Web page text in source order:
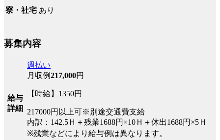
寮・社宅 あり
募集内容
給与
詳細
週払い
月収例217,000円
【時給】1350円
217000円以上可※別途交通費支給
内訳：142.5Ｈ＋残業1688円×10Ｈ＋休出1688円×5Ｈ
※残業などにより給与例は異なります。